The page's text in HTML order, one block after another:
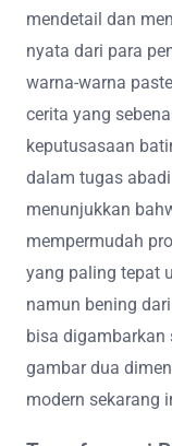
mendetail dan
nyata dari para
warna-warna
cerita yang
keputusasaan
dalam tugas
menunjukkan
mempermudah
yang paling tepat
namun bening
bisa digambarkan
gambar dua
modern sekarang